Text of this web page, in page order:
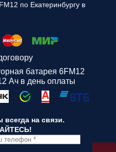
по Екатеринбургу в
батарея 6FM12
Ач в день оплаты
на связи.